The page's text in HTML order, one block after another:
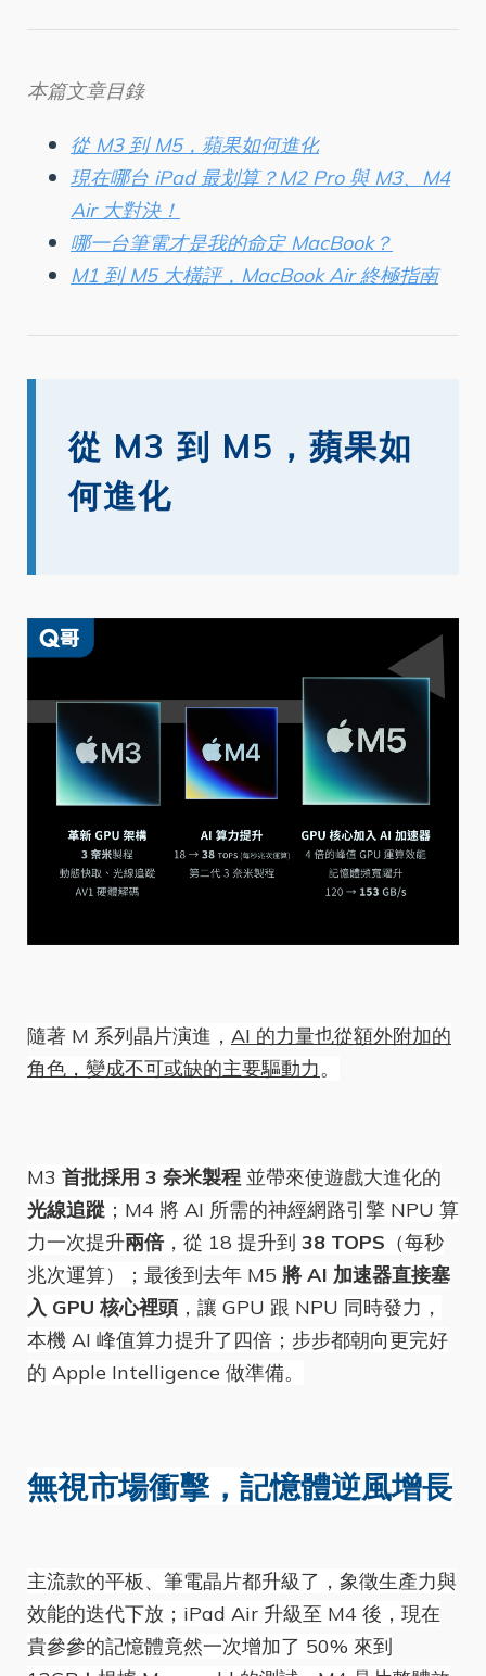
本篇文章目錄
從 M3 到 M5，蘋果如何進化
現在哪台 iPad 最划算？M2 Pro 與 M3、M4
Air 大對決！
哪一台筆電才是我的命定 MacBook？
M1 到 M5 大橫評，MacBook Air 終極指南
從 M3 到 M5，蘋果如
何進化
隨著 M 系列晶片演進， AI 的力量也從額外附加的
角色，變成不可或缺的主要驅動力。
M3 首批採用 3 奈米製程 並帶來使遊戲大進化的
光線追蹤 ；M4 將 AI 所需的神經網路引擎 NPU 算
力一次提升兩倍，從 18 提升到 38 TOPS （每秒
兆次運算）；最後到去年 M5 將 AI 加速器直接塞
入 GPU 核心裡頭，讓 GPU 跟 NPU 同時發力，
本機 AI 峰值算力提升了四倍；步步都朝向更完好
的 Apple Intelligence 做準備。
無視市場衝擊，記憶體逆風增長
主流款的平板、筆電晶片都升級了，象徵生產力與
效能的迭代下放；iPad Air 升級至 M4 後，現在
貴參參的記憶體竟然一次增加了 50% 來到